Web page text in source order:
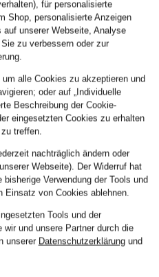
firenze
SHILLER
€
212,49 €
379,99 €
Culotte
129,95 €
für personalisierte
Shop, personalisierte Anzeigen
unserer Webseite, Analyse
zu verbessern oder zur
alle Cookies zu akzeptieren und
oder auf „Individuelle
Beschreibung der Cookie-
eingesetzten Cookies zu erhalten
treffen.
nachträglich ändern oder
Webseite). Der Widerruf hat
Verwendung der Tools und
Einsatz von Cookies ablehnen.
Tools und der
wir und unsere Partner durch die
unserer Datenschutzerklärungund